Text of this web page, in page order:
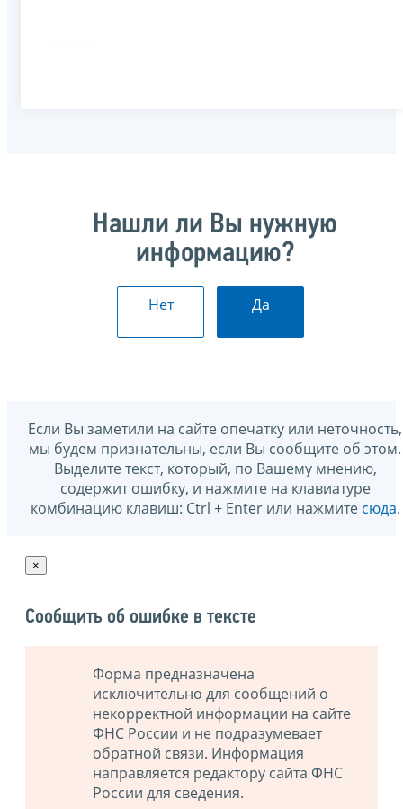
Нашли ли Вы нужную
информацию?
Нет Да
Если Вы заметили на сайте опечатку или неточность,
мы будем признательны, если Вы сообщите об этом.
Выделите текст, который, по Вашему мнению,
содержит ошибку, и нажмите на клавиатуре
комбинацию клавиш: Ctrl + Enter или нажмите сюда.
×
Сообщить об ошибке в тексте
Форма предназначена
исключительно для сообщений о
некорректной информации на сайте
ФНС России и не подразумевает
обратной связи. Информация
направляется редактору сайта ФНС
России для сведения.